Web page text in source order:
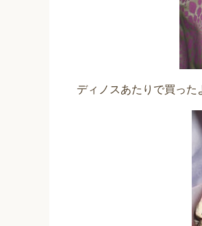
ディノスあたりで買った